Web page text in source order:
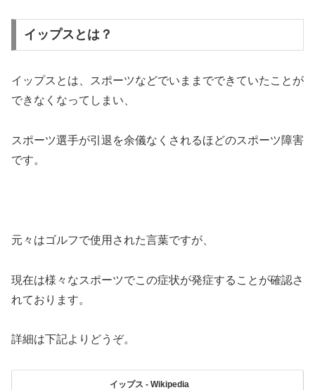
イップスとは？
イップスとは、スポーツなどでいままでできていたことが
できなくなってしまい、
スポーツ選手が引退を余儀なくされるほどのスポーツ障害
です。
元々はゴルフで使用された言葉ですが、
現在は様々なスポーツでこの症状が発症することが確認さ
れております。
詳細は下記よりどうぞ。
イップス - Wikipedia